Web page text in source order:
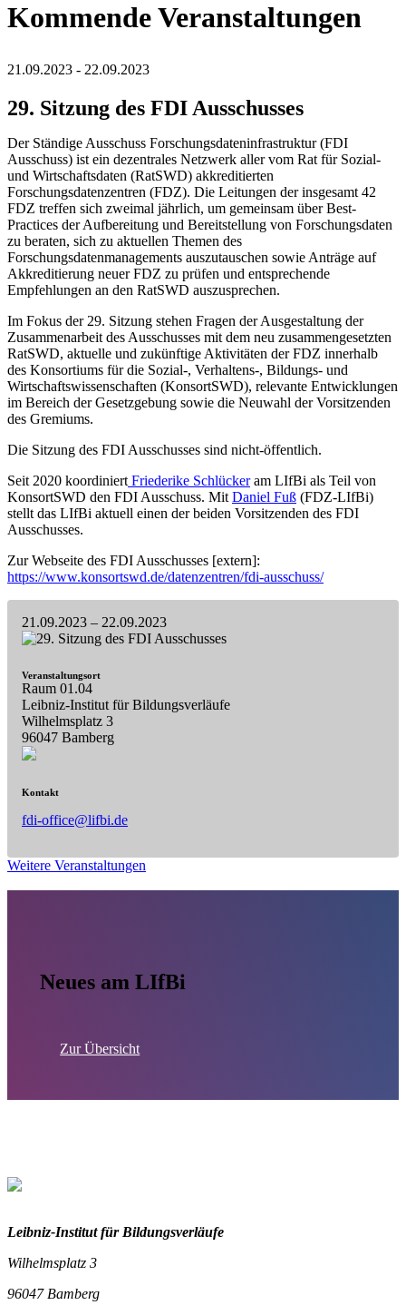
Kommende Veranstaltungen
21.09.2023 - 22.09.2023
29. Sitzung des FDI Ausschusses
Der Ständige Ausschuss Forschungsdateninfrastruktur (FDI
Ausschuss) ist ein dezentrales Netzwerk aller vom Rat für Sozial-
und Wirtschaftsdaten (RatSWD) akkreditierten
Forschungsdatenzentren (FDZ). Die Leitungen der insgesamt 42
FDZ treffen sich zweimal jährlich, um gemeinsam über Best-
Practices der Aufbereitung und Bereitstellung von Forschungsdaten
zu beraten, sich zu aktuellen Themen des
Forschungsdatenmanagements auszutauschen sowie Anträge auf
Akkreditierung neuer FDZ zu prüfen und entsprechende
Empfehlungen an den RatSWD auszusprechen.
Im Fokus der 29. Sitzung stehen Fragen der Ausgestaltung der
Zusammenarbeit des Ausschusses mit dem neu zusammengesetzten
RatSWD, aktuelle und zukünftige Aktivitäten der FDZ innerhalb
des Konsortiums für die Sozial-, Verhaltens-, Bildungs- und
Wirtschaftswissenschaften (KonsortSWD), relevante Entwicklungen
im Bereich der Gesetzgebung sowie die Neuwahl der Vorsitzenden
des Gremiums.
Die Sitzung des FDI Ausschusses sind nicht-öffentlich.
Seit 2020 koordiniert Friederike Schlückeram LIfBi als Teil von
KonsortSWD den FDI Ausschuss. Mit Daniel Fuß (FDZ-LIfBi)
stellt das LIfBi aktuell einen der beiden Vorsitzenden des FDI
Ausschusses.
Zur Webseite des FDI Ausschusses [extern]:
https://www.konsortswd.de/datenzentren/fdi-ausschuss/
21.09.2023 – 22.09.2023
Veranstaltungsort
Raum 01.04
Leibniz-Institut für Bildungsverläufe
Wilhelmsplatz 3
96047 Bamberg
Kontakt
fdi-office@lifbi.de
Weitere Veranstaltungen
Neues am LIfBi
Zur Übersicht
Leibniz-Institut für Bildungsverläufe
Wilhelmsplatz 3
96047 Bamberg